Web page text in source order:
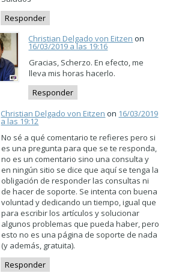
Responder
Christian Delgado von Eitzen on
16/03/2019 a las 19:16
Gracias, Scherzo. En efecto, me
lleva mis horas hacerlo.
Responder
Christian Delgado von Eitzen on 16/03/2019
a las 19:12
No sé a qué comentario te refieres pero si
es una pregunta para que se te responda,
no es un comentario sino una consulta y
en ningún sitio se dice que aquí se tenga la
obligación de responder las consultas ni
de hacer de soporte. Se intenta con buena
voluntad y dedicando un tiempo, igual que
para escribir los artículos y solucionar
algunos problemas que pueda haber, pero
esto no es una página de soporte de nada
(y además, gratuita).
Responder